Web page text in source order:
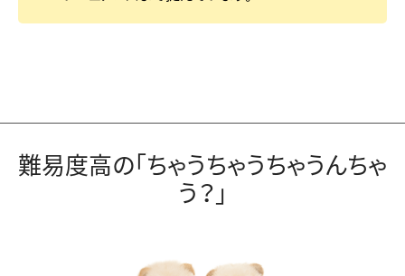
難易度高の「ちゃうちゃうちゃうんちゃ
う？」